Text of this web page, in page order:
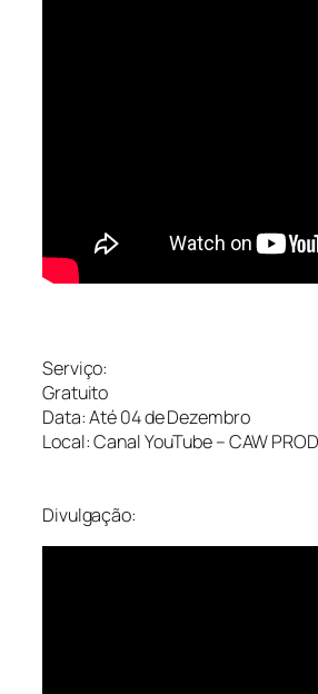
Serviço:
Gratuito
Data: Até 04 de Dezembro
Local: Canal YouTube – CAW
Divulgação: